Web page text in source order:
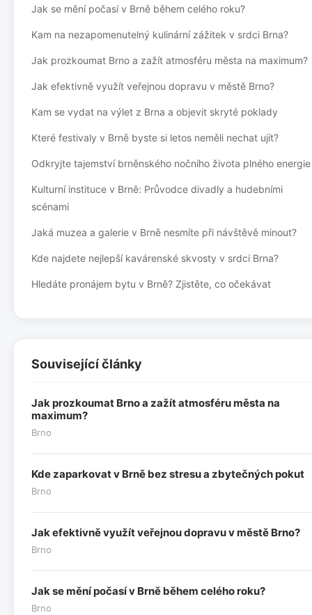
Jak se mění počasí v Brně během celého roku?
Kam na nezapomenutelný kulinární zážitek v srdci Brna?
Jak prozkoumat Brno a zažít atmosféru města na maximum?
Jak efektivně využít veřejnou dopravu v městě Brno?
Kam se vydat na výlet z Brna a objevit skryté poklady
Které festivaly v Brně byste si letos neměli nechat ujít?
Odkryjte tajemství brněnského nočního života plného energie
Kulturní instituce v Brně: Průvodce divadly a hudebními
scénami
Jaká muzea a galerie v Brně nesmíte při návštěvě minout?
Kde najdete nejlepší kavárenské skvosty v srdci Brna?
Hledáte pronájem bytu v Brně? Zjistěte, co očekávat
Související články
Jak prozkoumat Brno a zažít atmosféru města na
maximum?
Brno
Kde zaparkovat v Brně bez stresu a zbytečných pokut
Brno
Jak efektivně využít veřejnou dopravu v městě Brno?
Brno
Jak se mění počasí v Brně během celého roku?
Brno